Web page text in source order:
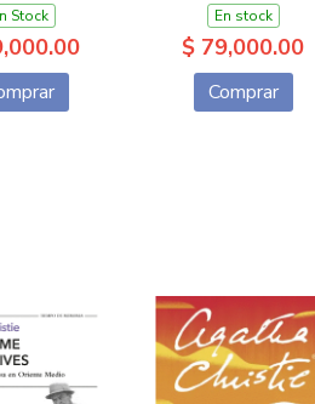
Stock En stock
$ 79,000.00
Comprar